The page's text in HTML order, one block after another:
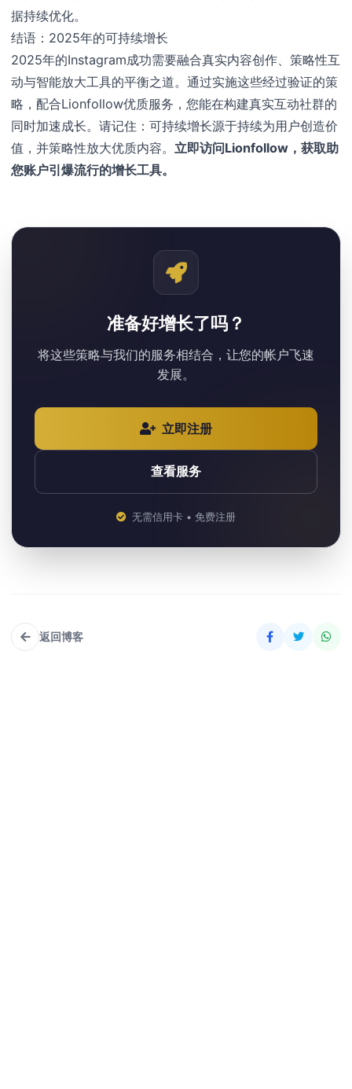
据持续优化。
结语：2025年的可持续增长
2025年的Instagram成功需要融合真实内容创作、策略性互
动与智能放大工具的平衡之道。通过实施这些经过验证的策
略，配合Lionfollow优质服务，您能在构建真实互动社群的
同时加速成长。请记住：可持续增长源于持续为用户创造价
值，并策略性放大优质内容。立即访问Lionfollow，获取助
您账户引爆流行的增长工具。
准备好增长了吗？
将这些策略与我们的服务相结合，让您的帐户飞速
发展。
立即注册
查看服务
无需信用卡 • 免费注册
返回博客